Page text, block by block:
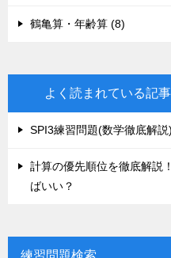
鶴亀算・年齢算 (8)
よく読まれている記事
SPI3練習問題(数学徹底解
計算の優先順位を徹底解説
ばいい？
練習問題検索